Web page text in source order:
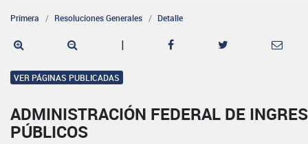
Primera Resoluciones Generales Detalle
VER PÁGINAS PUBLICADAS
ADMINISTRACIÓN FEDERAL DE
PÚBLICOS